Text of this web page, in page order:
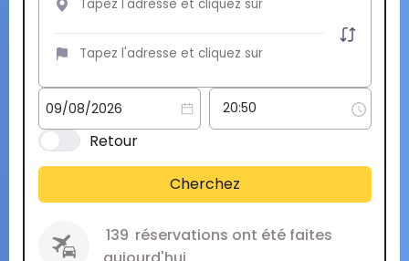
Retour
Cherchez
139 réservations ont été faites